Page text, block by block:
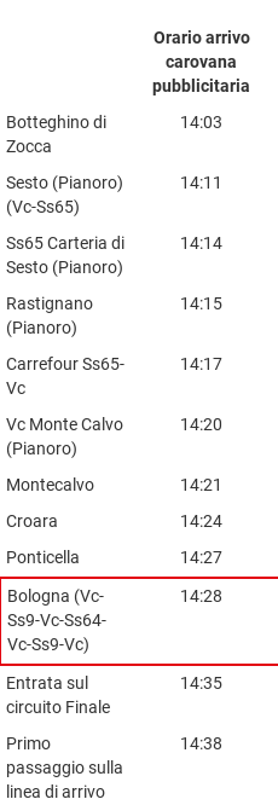
Orario arrivo
carovana
pubblicitaria
Orario arrivo
Botteghino di
Zocca
14:03
Sesto (Pianoro)
(Vc-Ss65)
14:11
Ss65 Carteria di
Sesto (Pianoro)
14:14
Rastignano
(Pianoro)
14:15
Carrefour Ss65-
Vc
14:17
Vc Monte Calvo
(Pianoro)
14:20
Montecalvo 14:21
Croara
14:24
Ponticella
14:27
Bologna (Vc-
Ss9-Vc-Ss64-
Vc-Ss9-Vc)
14:28
Entrata sul
circuito Finale
14:35
Primo
passaggio sulla
linea di arrivo
14:38